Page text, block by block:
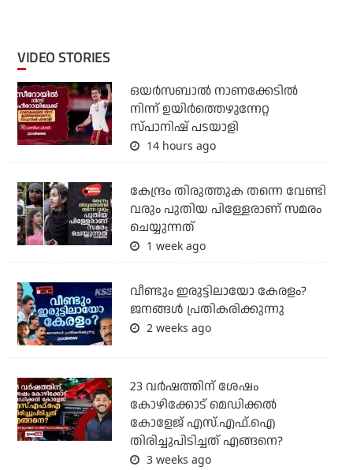
VIDEO STORIES
ഒയര്‍സബാൽ നാണക്കേടിൽ
നിന്ന് ഉയിർത്തെഴുന്നേറ്റ
സ്പാനിഷ് പടയാളി
14 hours ago
കേന്ദ്രം തിരുത്തുക തന്നെ വേണ്ടി
വരും പുതിയ പിള്ളേരാണ് സമരം
ചെയ്യുന്നത്
1 week ago
വീണ്ടും ഇരുട്ടിലായോ കേരളം?
ജനങ്ങൾ പ്രതികരിക്കുന്നു
2 weeks ago
23 വർഷത്തിന് ശേഷം
കോഴിക്കോട് മെഡിക്കൽ
കോളേജ് എസ്.എഫ്.ഐ
തിരിച്ചുപിടിച്ചത് എങ്ങനെ?
3 weeks ago